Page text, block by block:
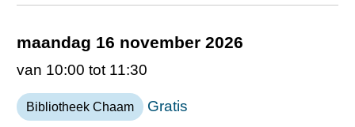
maandag 16 november 2026
van 10:00 tot 11:30
Bibliotheek Chaam Gratis